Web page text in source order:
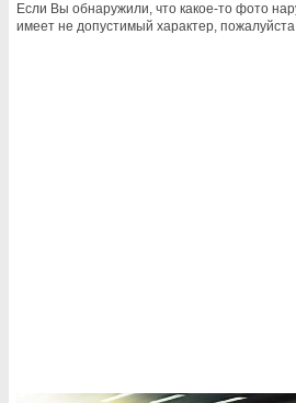
Если Вы обнаружили, что какое-то фото
имеет не допустимый характер,